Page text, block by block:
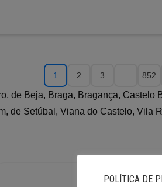
1 2 3 852
de Beja, Braga, Bragança, Castelo
de Setúbal, Viana do Castelo, Vila
POLÍTICA DE